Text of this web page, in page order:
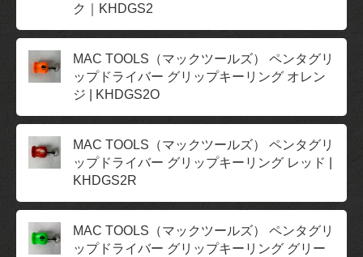
ク｜KHDGS2
MAC TOOLS（マックツールズ） ペンタグリ
ップドライバー グリップキーリング オレン
ジ | KHDGS2O
MAC TOOLS（マックツールズ） ペンタグリ
ップドライバー グリップキーリング レッド |
KHDGS2R
MAC TOOLS（マックツールズ） ペンタグリ
ップドライバー グリップキーリング グリー